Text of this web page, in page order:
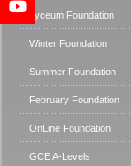
Lyceum Foundation
Winter Foundation
Summer Foundation
February Foundation
OnLine Foundation
GCE A-Levels